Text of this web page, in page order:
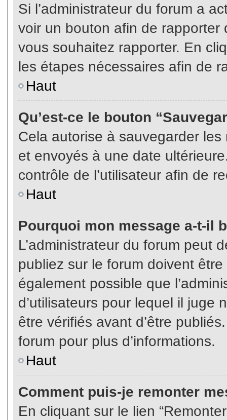
Si l’administrateur du forum a
voir un bouton afin de
vous souhaitez rapporter. En
les étapes nécessaires afin de
Haut
Qu’est-ce le bouton
Cela autorise à sauvegarder
et envoyés à une date
contrôle de l’utilisateur afin de
Haut
Pourquoi mon message a-t-il
L’administrateur du forum peut
publiez sur le forum doivent
également possible que
d’utilisateurs pour lequel il juge
être vérifiés avant d’être
forum pour plus d’informations.
Haut
Comment puis-je remonter
En cliquant sur le lien